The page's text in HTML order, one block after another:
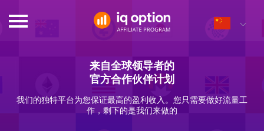
来自全球领导者的
官方合作伙伴计划
我们的独特平台为您保证最高的盈利收入。您只需要做好流量工
作，剩下的是我们来做的